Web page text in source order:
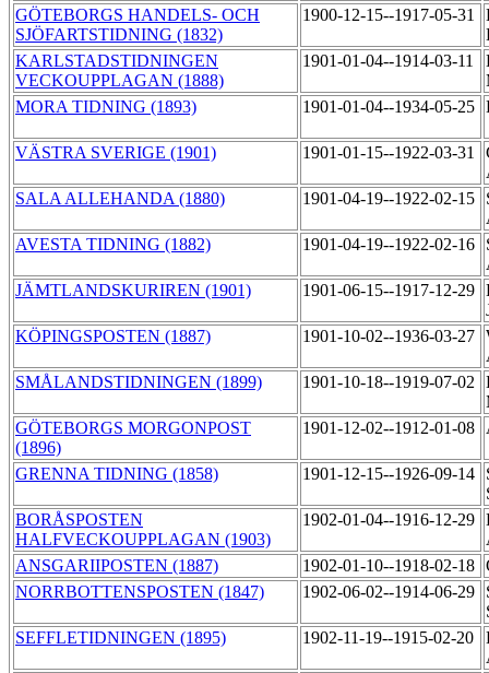
GÖTEBORGS HANDELS- OCH
SJÖFARTSTIDNING (1832)
1900-12-15--1917-05-31
KARLSTADSTIDNINGEN
VECKOUPPLAGAN (1888)
1901-01-04--1914-03-11
MORA TIDNING (1893)
1901-01-04--1934-05-25
VÄSTRA SVERIGE (1901) 1901-01-15--1922-03-31
SALA ALLEHANDA (1880)
1901-04-19--1922-02-15
AVESTA TIDNING (1882)
1901-04-19--1922-02-16
JÄMTLANDSKURIREN (1901)
1901-06-15--1917-12-29
KÖPINGSPOSTEN (1887)
1901-10-02--1936-03-27
SMÅLANDSTIDNINGEN (1899)
1901-10-18--1919-07-02
GÖTEBORGS MORGONPOST
(1896)
1901-12-02--1912-01-08
GRENNA TIDNING (1858) 1901-12-15--1926-09-14
BORÅSPOSTEN
HALFVECKOUPPLAGAN (1903)
1902-01-04--1916-12-29
ANSGARIIPOSTEN (1887)
1902-01-10--1918-02-18
NORRBOTTENSPOSTEN (1847)
1902-06-02--1914-06-29
SEFFLETIDNINGEN (1895)
1902-11-19--1915-02-20